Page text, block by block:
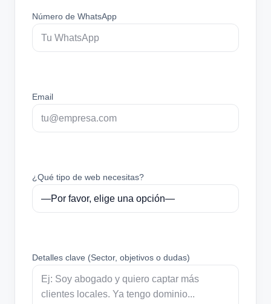
Número de WhatsApp
Email
¿Qué tipo de web necesitas?
Detalles clave (Sector, objetivos o dudas)